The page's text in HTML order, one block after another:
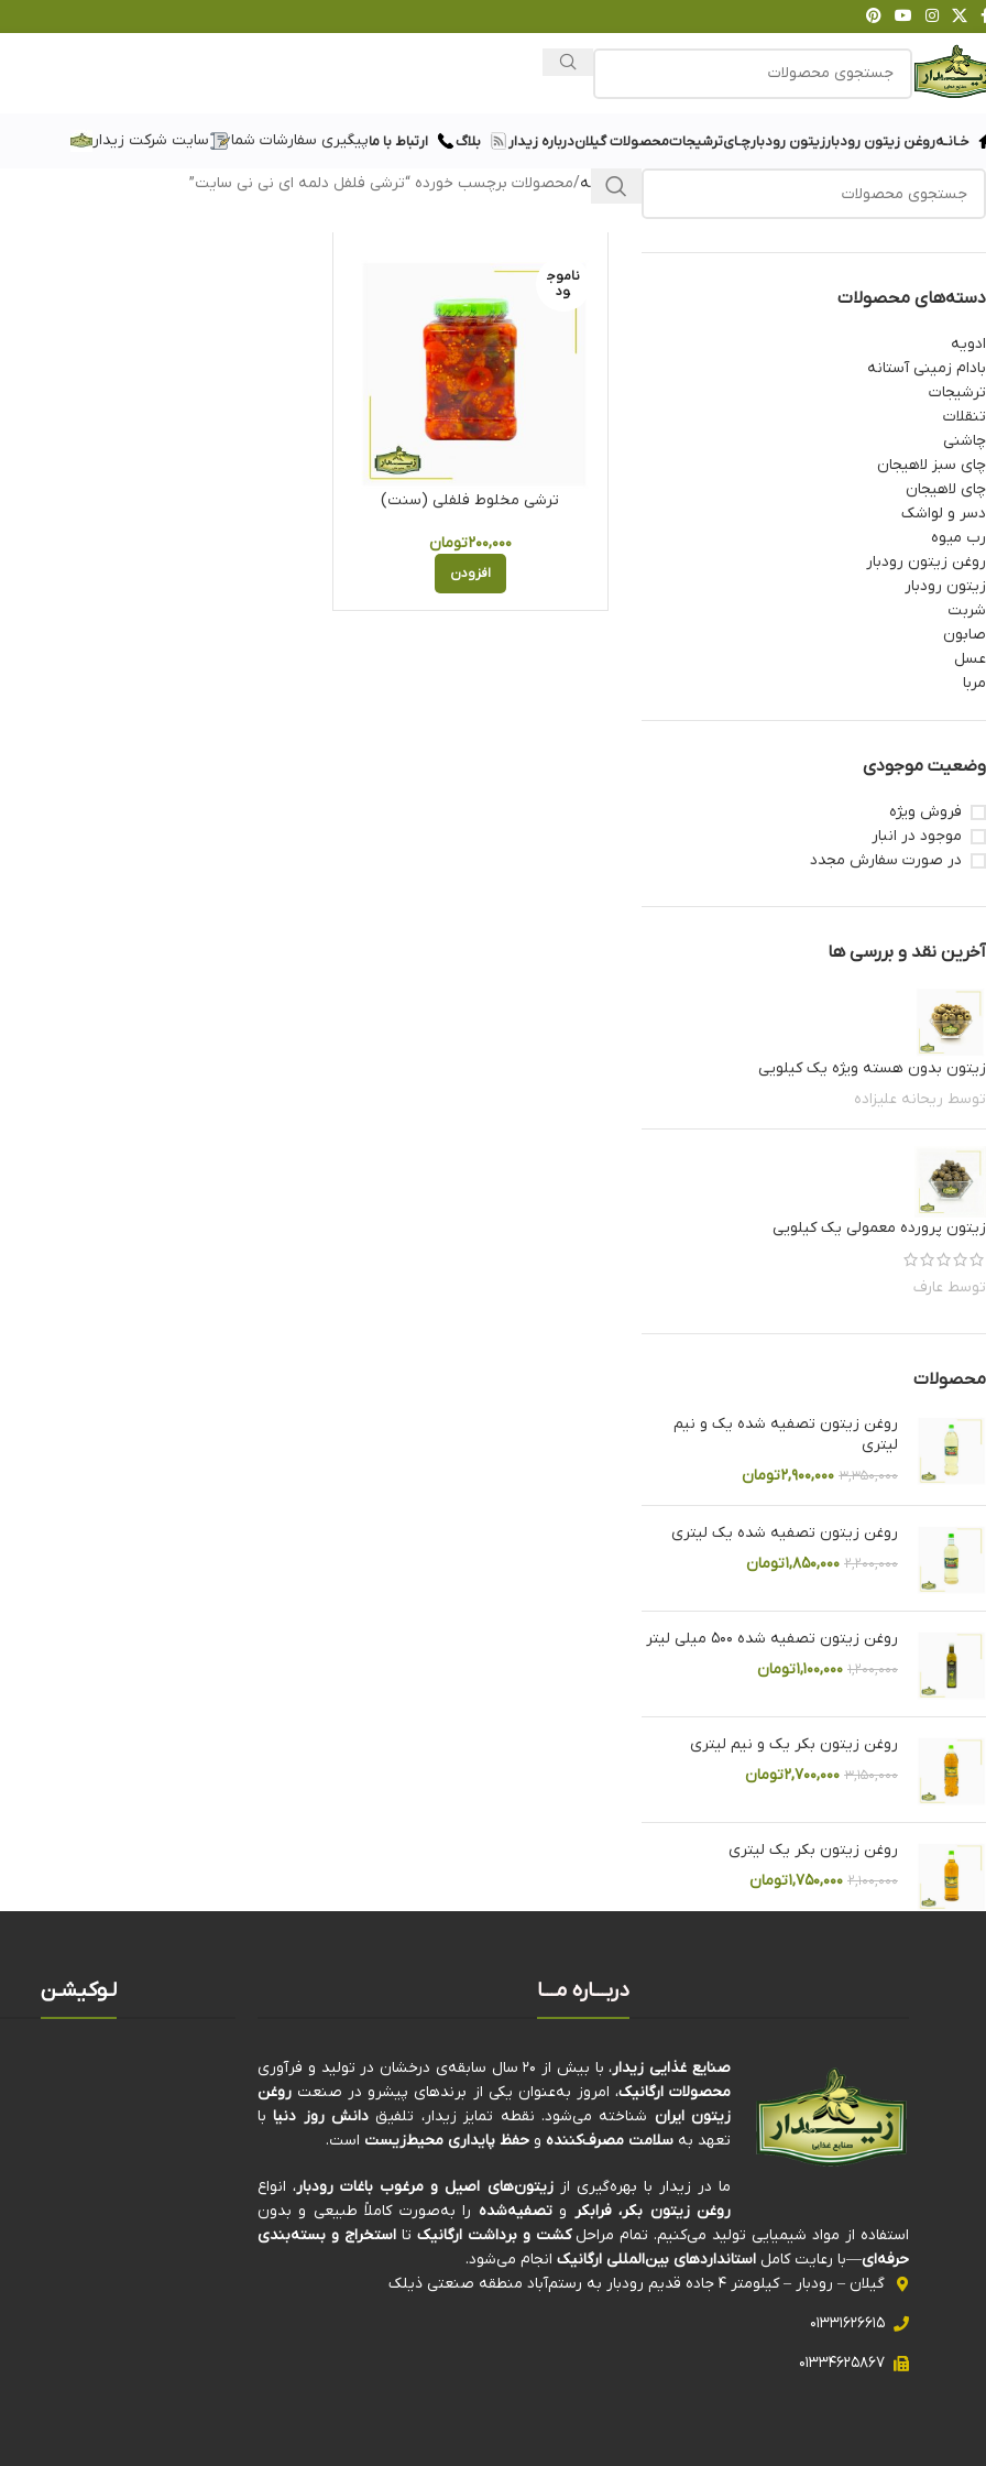
خـانـهروغن زیتون رودبارزیتون رودبارچـایترشیجاتمحصولات گیلاندرباره زیدار بلاگ ارتباط با ماپیگیری سفارشات شما سایت شرکت زیدار
دسته‌های محصولات
ادویه
بادام زمینی آستانه
ترشیجات
تنقلات
چاشنی
چای سبز لاهیجان
چای لاهیجان
دسر و لواشک
رب میوه
روغن زیتون رودبار
زیتون رودبار
شربت
صابون
عسل
مربا
وضعیت موجودی
فروش ویژه
موجود در انبار
در صورت سفارش مجدد
آخرین نقد و بررسی ها
زیتون بدون هسته ویژه یک کیلویی
توسط ریحانه علیزاده
زیتون پرورده معمولی یک کیلویی
توسط عارف
محصولات
روغن زیتون تصفیه شده یک و نیم
لیتری
۳,۳۵۰,۰۰۰ ۲,۹۰۰,۰۰۰تومان
روغن زیتون تصفیه شده یک لیتری
۲,۲۰۰,۰۰۰ ۱,۸۵۰,۰۰۰تومان
روغن زیتون تصفیه شده ۵۰۰ میلی لیتر
۱,۲۰۰,۰۰۰ ۱,۱۰۰,۰۰۰تومان
روغن زیتون بکر یک و نیم لیتری
۳,۱۵۰,۰۰۰ ۲,۷۰۰,۰۰۰تومان
روغن زیتون بکر یک لیتری
۲,۱۰۰,۰۰۰ ۱,۷۵۰,۰۰۰تومان
خانه محصولات برچسب خورده “ترشی فلفل دلمه ای نی نی سایت”
ناموج
ود
ترشی مخلوط فلفلی (سنت)
۲۰۰,۰۰۰تومان
افزودن
دربـــاره مـــا
صنایع غذایی زیدار، با بیش از ۲۰ سال سابقه‌ی درخشان در تولید و فرآوری
محصولات ارگانیک، امروز به‌عنوان یکی از برندهای پیشرو در صنعت روغن
زیتون ایران شناخته می‌شود. نقطه تمایز زیدار، تلفیق دانش روز دنیابا
تعهد به سلامت مصرف‌کننده و حفظ پایداری محیط‌زیست است.
ما در زیدار با بهره‌گیری اززیتون‌های اصیل و مرغوب باغات رودبار، انواع
روغن زیتون بکر، فرابکر وتصفیه‌شده را به‌صورت کاملاً طبیعی و بدون
استفاده از مواد شیمیایی تولید می‌کنیم. تمام مراحلکشت و برداشت ارگانیک تااستخراج و بسته‌بندی
حرفه‌ای—با رعایت کامل استانداردهای بین‌المللی ارگانیک انجام می‌شود.
گیلان – رودبار – کیلومتر ۴ جاده قدیم رودبار به رستم‌آباد منطقه صنعتی ذیلک
۰۱۳۳۱۶۲۶۶۱۵
۰۱۳۳۴۶۲۵۸۶۷
لـوکیشـن